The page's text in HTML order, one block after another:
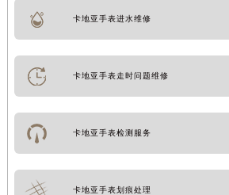
卡地亚手表进水维修
卡地亚手表走时问题维修
卡地亚手表检测服务
卡地亚手表划痕处理